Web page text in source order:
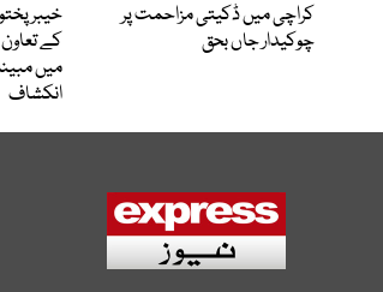
کراچی میں ڈکیتی مزاحمت پر
چوکیدار جاں بحق
کے
میں
انکشاف